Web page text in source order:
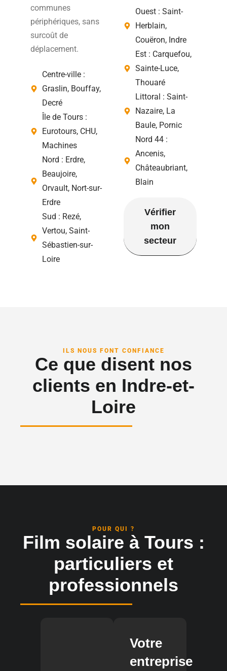
communes
périphériques, sans
surcoût de
déplacement.
Centre-ville :
Graslin, Bouffay,
Decré
Île de Tours :
Eurotours, CHU,
Machines
Nord : Erdre,
Beaujoire,
Orvault, Nort-sur-
Erdre
Sud : Rezé,
Vertou, Saint-
Sébastien-sur-
Loire
Ouest : Saint-
Herblain,
Couëron, Indre
Est : Carquefou,
Sainte-Luce,
Thouaré
Littoral : Saint-
Nazaire, La
Baule, Pornic
Nord 44 :
Ancenis,
Châteaubriant,
Blain
Vérifier
mon
secteur
ILS NOUS FONT CONFIANCE
Ce que disent nos
clients en Indre-et-
Loire
POUR QUI ?
Film solaire à Tours :
particuliers et
professionnels
Votre
entreprise